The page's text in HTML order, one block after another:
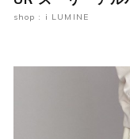
shop : i LUMINE